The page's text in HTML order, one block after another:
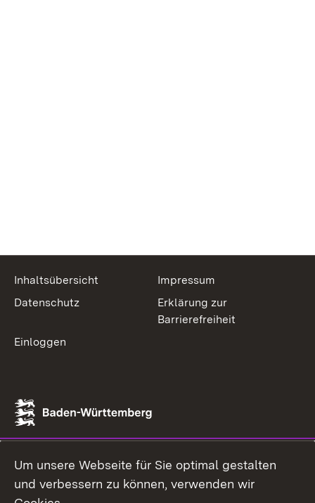
Inhaltsübersicht
Impressum
Datenschutz
Erklärung zur
Barrierefreiheit
Einloggen
Um unsere Webseite für Sie optimal gestalten
und verbessern zu können, verwenden wir